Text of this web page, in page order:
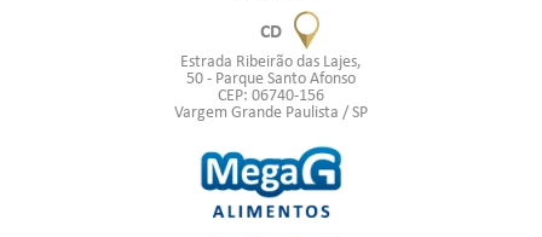
CD
Estrada Ribeirão das Lajes,
50 - Parque Santo Afonso
CEP: 06740-156
Vargem Grande Paulista / SP